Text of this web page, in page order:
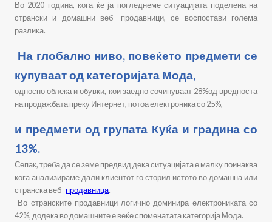
Во 2020 година, кога ќе ја погледнеме ситуацијата поделена на
странски и домашни веб -продавници, се воспостави голема
разлика.
На глобално ниво, повеќето предмети се
купуваат од категоријата Мода,
односно облека и обувки, кои заедно сочинуваат 28%од вредноста
на продажбата преку Интернет, потоа електроника со 25%,
и предмети од групата Куќа и градина со
13%.
Сепак, треба да се земе предвид дека ситуацијата е малку поинаква
кога анализираме дали клиентот го сторил истото во домашна или
странска веб -продавница.
Во странските продавници логично доминира електрониката со
42%, додека во домашните е веќе споменатата категорија Мода.